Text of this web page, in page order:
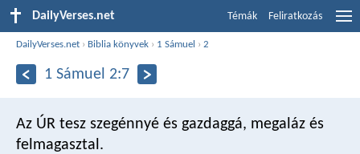
DailyVerses.net Témák Feliratkozás
DailyVerses.net › Biblia könyvek › 1 Sámuel ›2
1 Sámuel 2:7
Az ÚR tesz szegénnyé és gazdaggá, megaláz és
felmagasztal.